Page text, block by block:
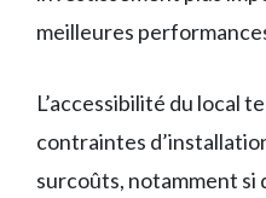
meilleures
L’accessibilité du local
contraintes
surcoûts, notamment si